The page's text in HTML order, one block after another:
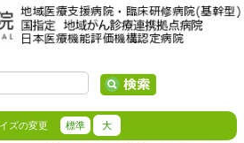
ズの変更 標準 大